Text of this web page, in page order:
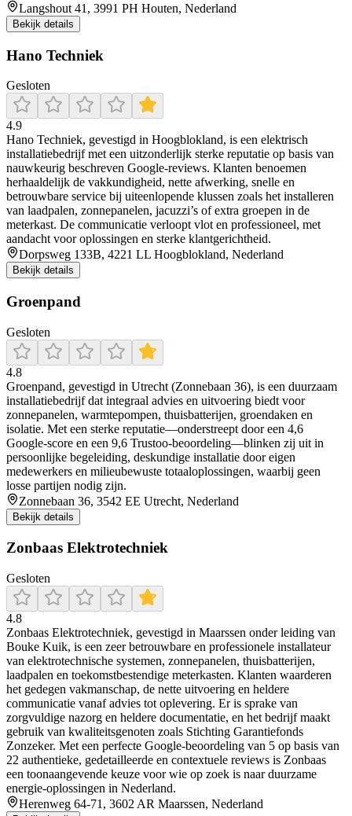
Langshout 41, 3991 PH Houten, Nederland
Bekijk details
Hano Techniek
Gesloten
4.9
Hano Techniek, gevestigd in Hoogblokland, is een elektrisch
installatiebedrijf met een uitzonderlijk sterke reputatie op basis van
nauwkeurig beschreven Google-reviews. Klanten benoemen
herhaaldelijk de vakkundigheid, nette afwerking, snelle en
betrouwbare service bij uiteenlopende klussen zoals het installeren
van laadpalen, zonnepanelen, jacuzzi’s of extra groepen in de
meterkast. De communicatie verloopt vlot en professioneel, met
aandacht voor oplossingen en sterke klantgerichtheid.
Dorpsweg 133B, 4221 LL Hoogblokland, Nederland
Bekijk details
Groenpand
Gesloten
4.8
Groenpand, gevestigd in Utrecht (Zonnebaan 36), is een duurzaam
installatiebedrijf dat integraal advies en uitvoering biedt voor
zonnepanelen, warmtepompen, thuisbatterijen, groendaken en
isolatie. Met een sterke reputatie—onderstreept door een 4,6
Google-score en een 9,6 Trustoo-beoordeling—blinken zij uit in
persoonlijke begeleiding, deskundige installatie door eigen
medewerkers en milieubewuste totaaloplossingen, waarbij geen
losse partijen nodig zijn.
Zonnebaan 36, 3542 EE Utrecht, Nederland
Bekijk details
Zonbaas Elektrotechniek
Gesloten
4.8
Zonbaas Elektrotechniek, gevestigd in Maarssen onder leiding van
Bouke Kuik, is een zeer betrouwbare en professionele installateur
van elektrotechnische systemen, zonnepanelen, thuisbatterijen,
laadpalen en toekomstbestendige meterkasten. Klanten waarderen
het gedegen vakmanschap, de nette uitvoering en heldere
communicatie vanaf advies tot oplevering. Er is sprake van
zorgvuldige nazorg en heldere documentatie, en het bedrijf maakt
gebruik van kwaliteitsgenoten zoals Stichting Garantiefonds
Zonzeker. Met een perfecte Google-beoordeling van 5 op basis van
22 authentieke, gedetailleerde en contextuele reviews is Zonbaas
een toonaangevende keuze voor wie op zoek is naar duurzame
energie-oplossingen in Nederland.
Herenweg 64-71, 3602 AR Maarssen, Nederland